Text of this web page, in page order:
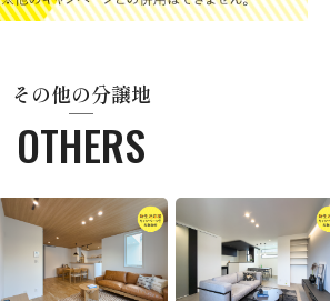
その他の分譲地
OTHERS